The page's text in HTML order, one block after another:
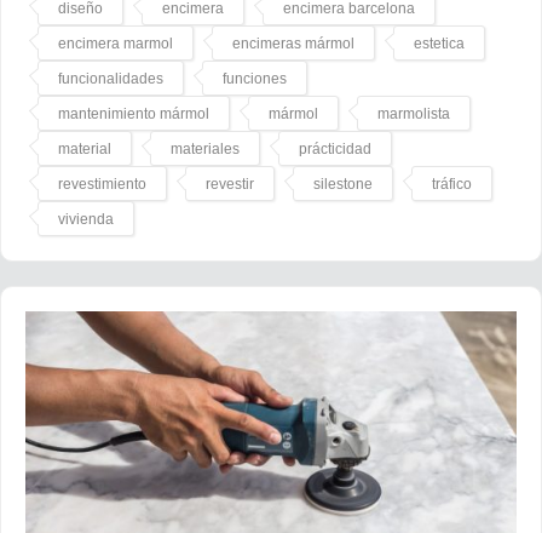
diseño encimera encimera barcelona
encimera marmol encimeras mármol estetica
funcionalidades funciones
mantenimiento mármol mármol marmolista
material materiales prácticidad
revestimiento revestir silestone tráfico
vivienda